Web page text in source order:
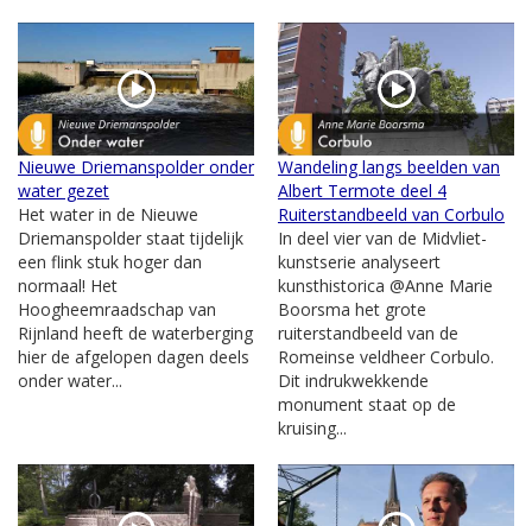
Nieuwe Driemanspolder onder
water gezet
Het water in de Nieuwe
Driemanspolder staat tijdelijk
een flink stuk hoger dan
normaal! Het
Hoogheemraadschap van
Rijnland heeft de waterberging
hier de afgelopen dagen deels
onder water...
Wandeling langs beelden van
Albert Termote deel 4
Ruiterstandbeeld van Corbulo
In deel vier van de Midvliet-
kunstserie analyseert
kunsthistorica @Anne Marie
Boorsma het grote
ruiterstandbeeld van de
Romeinse veldheer Corbulo.
Dit indrukwekkende
monument staat op de
kruising...